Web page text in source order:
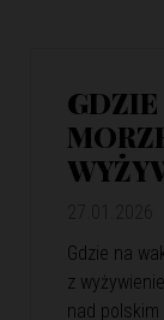
GDZIE
Gdzie na
z
nad